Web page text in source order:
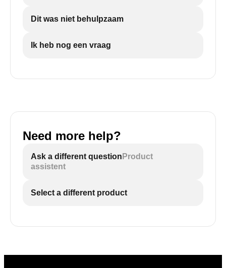
Dit was niet behulpzaam
Ik heb nog een vraag
Need more help?
Ask a different question Product
assistent
Select a different product